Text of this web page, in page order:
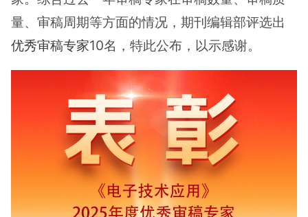
量、审稿周期等方面的情况，期刊编辑部评选出
优秀审稿专家10名，特此公布，以示感谢。